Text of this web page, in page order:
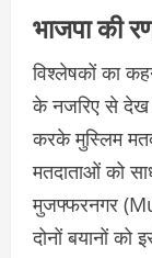
भाजपा की
विश्लेषकों का
के नजरिए से देख
करके मुस्लिम
मतदाताओं को
मुजफ्फरनगर
दोनों बयानों को